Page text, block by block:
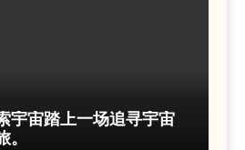
宇宙踏上一场追寻宇宙
。